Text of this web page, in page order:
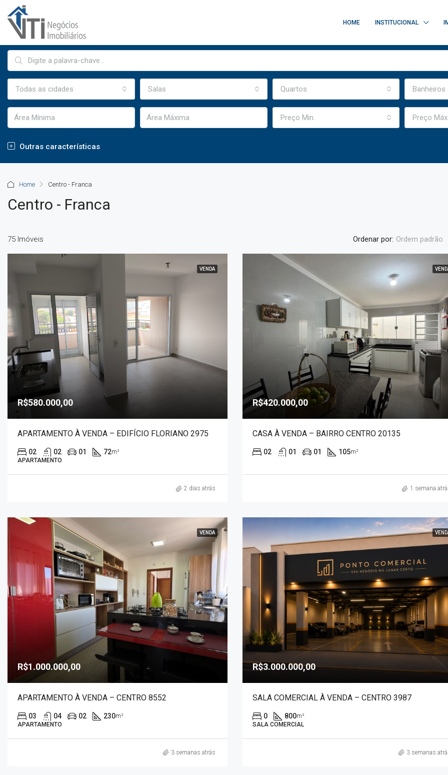
HOME INSTITUCIONAL
Todas as cidades Salas Quartos Banheiros
Preço Min. Preço
Outras características
Home Centro - Franca
Centro - Franca
75 Imóveis Ordenar por: Ordem padrão
VENDA
R$580.000,00
APARTAMENTO À VENDA – EDIFÍCIO FLORIANO 2975
02 02 01 72m²
APARTAMENTO
2 dias atrás
R$420.000,00
CASA À VENDA – BAIRRO CENTRO 20135
02 01 01 105m²
1 semana
VENDA
R$1.000.000,00
APARTAMENTO À VENDA – CENTRO 8552
03 04 02 230m²
APARTAMENTO
3 semanas atrás
R$3.000.000,00
SALA COMERCIAL À VENDA – CENTRO 3987
0 800m²
SALA COMERCIAL
3 semanas
R$1.800.000,00